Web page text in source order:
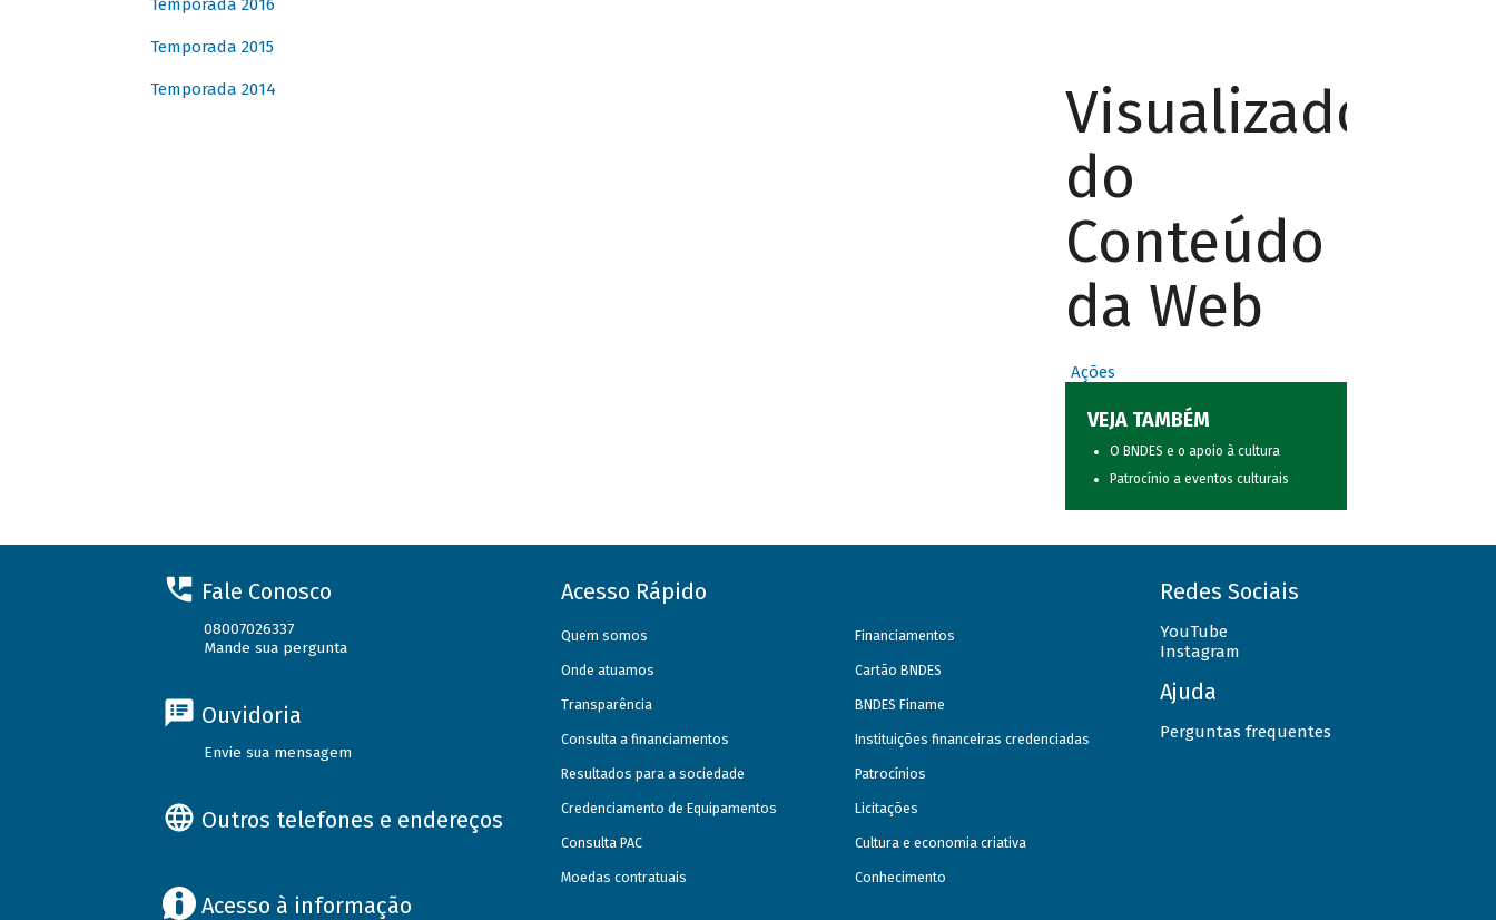
Temporada 2016
Temporada 2015
Temporada 2014
Visualizador
do
Conteúdo
da Web
Ações
VEJA TAMBÉM
O BNDES e o apoio à cultura
Patrocínio a eventos culturais
Fale Conosco
08007026337
Mande sua pergunta
Ouvidoria
Envie sua mensagem
Outros telefones e endereços
Acesso à informação
Acesso Rápido
Quem somos
Onde atuamos
Transparência
Consulta a financiamentos
Resultados para a sociedade
Credenciamento de Equipamentos
Consulta PAC
Moedas contratuais
Financiamentos
Cartão BNDES
BNDES Finame
Instituições financeiras credenciadas
Patrocínios
Licitações
Cultura e economia criativa
Conhecimento
Redes Sociais
YouTube
Instagram
Ajuda
Perguntas frequentes